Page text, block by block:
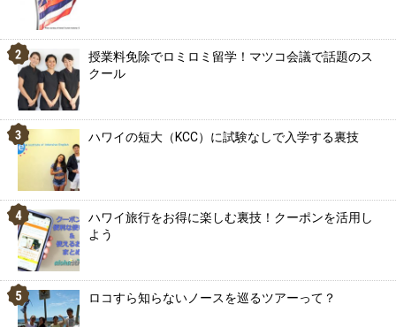
授業料免除でロミロミ留学！マツコ会議で話題のス
クール
ハワイの短大（KCC）に試験なしで入学する裏技
ハワイ旅行をお得に楽しむ裏技！クーポンを活用し
よう
ロコすら知らないノースを巡るツアーって？